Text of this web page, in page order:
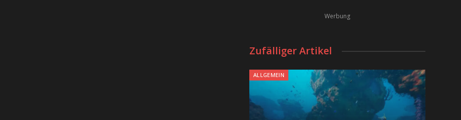
Werbung
Zufälliger Artikel
ALLGEMEIN